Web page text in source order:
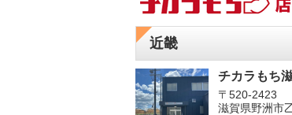
近畿
チカラもち
〒520-2423
滋賀県野洲市